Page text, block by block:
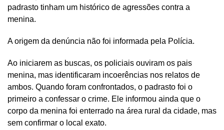
padrasto tinham um histórico de agressões contra a
menina.
A origem da denúncia não foi informada pela Polícia.
Ao iniciarem as buscas, os policiais ouviram os pais
menina, mas identificaram incoerências nos relatos de
ambos. Quando foram confrontados, o padrasto foi o
primeiro a confessar o crime. Ele informou ainda que o
corpo da menina foi enterrado na área rural da cidade, mas
sem confirmar o local exato.